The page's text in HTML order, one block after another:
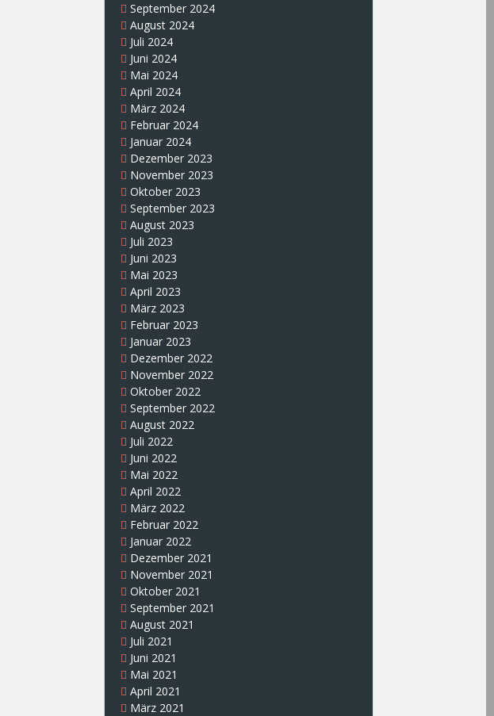
September 2024
August 2024
Juli 2024
Juni 2024
Mai 2024
April 2024
März 2024
Februar 2024
Januar 2024
Dezember 2023
November 2023
Oktober 2023
September 2023
August 2023
Juli 2023
Juni 2023
Mai 2023
April 2023
März 2023
Februar 2023
Januar 2023
Dezember 2022
November 2022
Oktober 2022
September 2022
August 2022
Juli 2022
Juni 2022
Mai 2022
April 2022
März 2022
Februar 2022
Januar 2022
Dezember 2021
November 2021
Oktober 2021
September 2021
August 2021
Juli 2021
Juni 2021
Mai 2021
April 2021
März 2021